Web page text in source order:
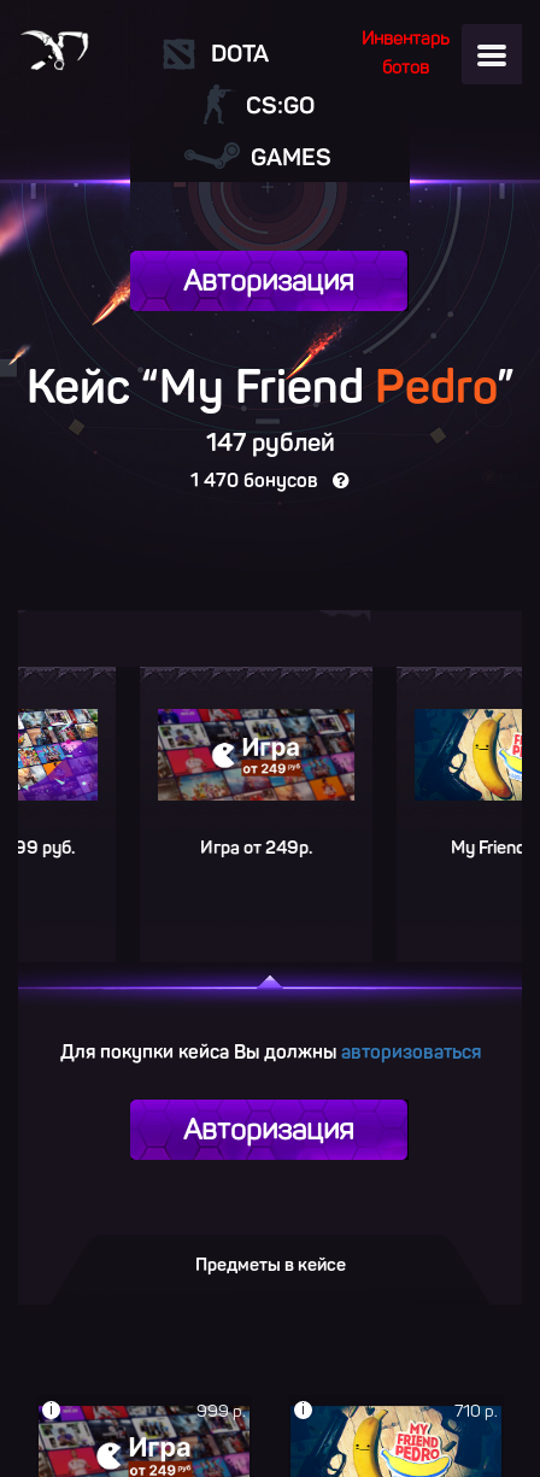
Инвентарь
ботов
DOTA
CS:GO
GAMES
Авторизация
Кейс “My Friend Pedro”
147 рублей
1 470 бонусов
Игра от 249р. My Friend Pedro
Для покупки кейса Вы должны авторизоваться
Авторизация
Предметы в кейсе
999 р.
i 710 р.
i